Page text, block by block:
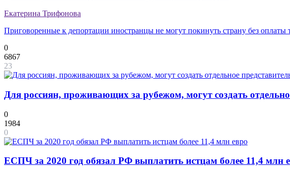
Екатерина Трифонова
Приговоренные к депортации иностранцы не могут покинуть страну без оплаты
0
6867
23
Для россиян, проживающих за рубежом, могут создать
0
1984
0
ЕСПЧ за 2020 год обязал РФ выплатить истцам более 11,4 млн